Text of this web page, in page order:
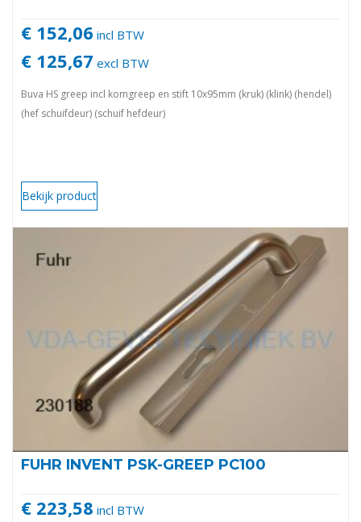
€ 152,06 incl BTW
€ 125,67 excl BTW
Buva HS greep incl komgreep en stift 10x95mm (kruk) (klink) (hendel)
(hef schuifdeur) (schuif hefdeur)
Bekijk product
FUHR INVENT PSK-GREEP PC100
€ 223,58 incl BTW